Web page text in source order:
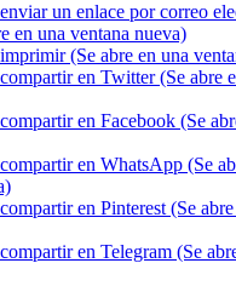
un enlace por correo
en una ventana nueva)
(Se abre en una
en Twitter (Se abre
en Facebook (Se
en WhatsApp (Se
en Pinterest (Se
en Telegram (Se